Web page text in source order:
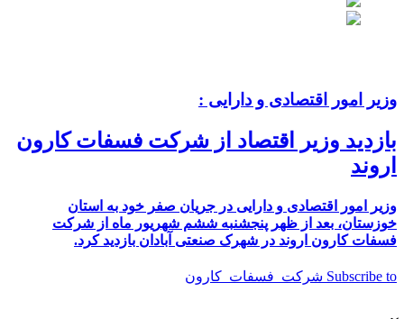
وزیر امور اقتصادی و دارایی :
بازدید وزیر اقتصاد از شرکت فسفات کارون
اروند
وزیر امور اقتصادی و دارایی در جریان صفر خود به استان
خوزستان، بعد از ظهر پنجشنبه ششم شهریور ماه از شرکت
فسفات کارون اروند در شهرک صنعتی آبادان بازدید کرد.
Subscribe to شرکت_فسفات_کارون